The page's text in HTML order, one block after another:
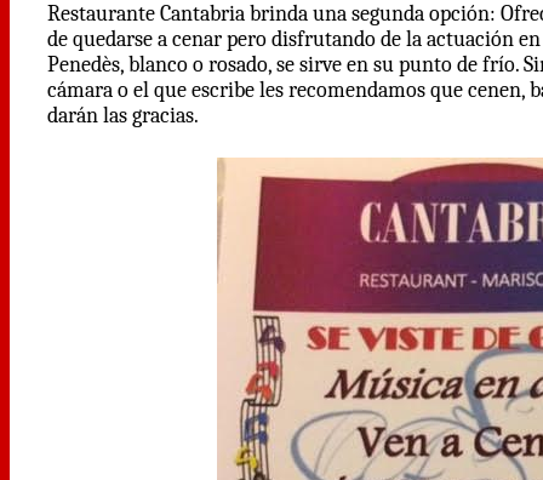
Restaurante Cantabria brinda una segunda opción:
de quedarse a cenar pero disfrutando de la actuación
Penedès, blanco o rosado, se sirve en su punto de frío.
cámara o el que escribe les recomendamos que
darán las gracias.